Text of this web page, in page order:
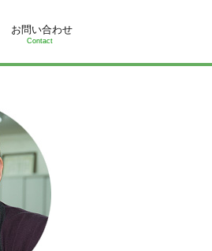
お問い合わせ
Contact